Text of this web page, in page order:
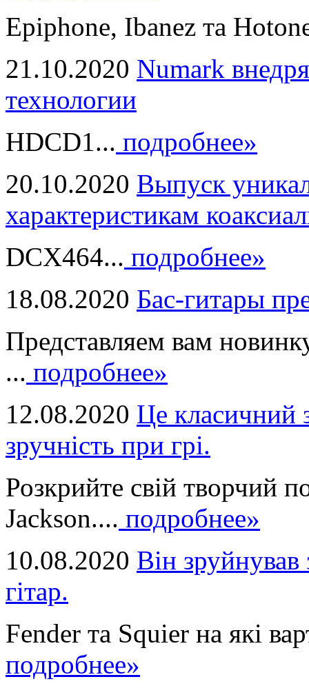
Epiphone, Ibanez та
21.10.2020 Numark
технологии
HDCD1... подробнее»
20.10.2020 Выпуск
характеристикам
DCX464... подробнее»
18.08.2020 Бас-гитары
Представляем вам
... подробнее»
12.08.2020 Це класичний
зручність при грі.
Розкрийте свій творчий
Jackson.... подробнее»
10.08.2020 Він
гітар.
Fender та Squier на які
подробнее»